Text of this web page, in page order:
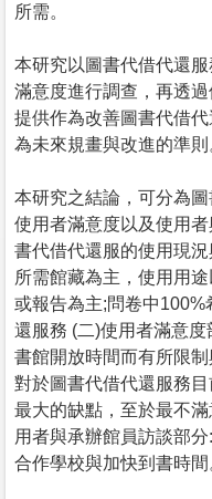
所需。
本研究以圖書代借代還
滿意度進行調查，再透
提供作為改善圖書代借
為未來規畫與改進的準則
本研究之結論，可分為
使用者滿意度以及使用
書代借代還服的使用現
所需館藏為主，使用用
或報告為主;問卷中
還服務 (二)使用者滿意
書館開放時間而有所限
對於圖書代借代還服務
最大的缺點，至於最不
用者與承辦館員訪談部
合作學校與加快到書時間